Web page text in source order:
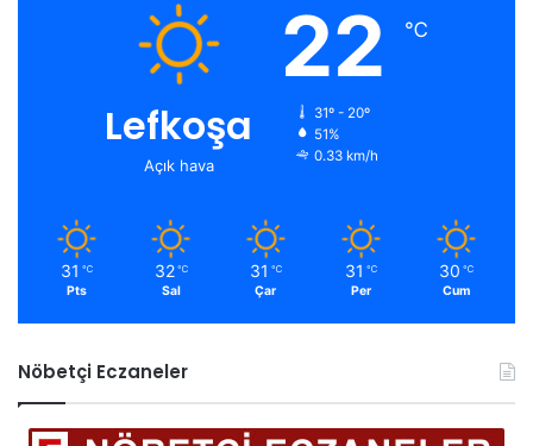
Lefkoşa
Açık hava
22 ℃
31º - 20º
51%
0.33 km/h
31 ℃
Pts
32 ℃
Sal
31 ℃
Çar
31 ℃
Per
30 ℃
Cum
Nöbetçi Eczaneler